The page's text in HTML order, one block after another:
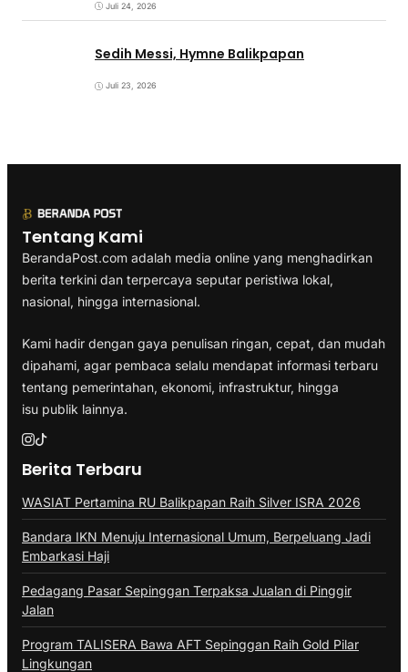
Juli 24, 2026
Sedih Messi, Hymne Balikpapan
Juli 23, 2026
Tentang Kami
BerandaPost.com adalah media online yang menghadirkan
berita terkini dan terpercaya seputar peristiwa lokal,
nasional, hingga internasional.
Kami hadir dengan gaya penulisan ringan, cepat, dan mudah
dipahami, agar pembaca selalu mendapat informasi terbaru
tentang pemerintahan, ekonomi, infrastruktur, hingga
isu publik lainnya.
Berita Terbaru
WASIAT Pertamina RU Balikpapan Raih Silver ISRA 2026
Bandara IKN Menuju Internasional Umum, Berpeluang Jadi
Embarkasi Haji
Pedagang Pasar Sepinggan Terpaksa Jualan di Pinggir
Jalan
Program TALISERA Bawa AFT Sepinggan Raih Gold Pilar
Lingkungan